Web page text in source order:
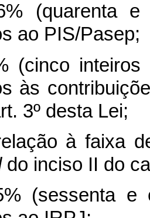
(quarenta e
ao PIS/Pasep;
(cinco
às
3º desta Lei;
à faixa
do inciso II do
(sessenta e